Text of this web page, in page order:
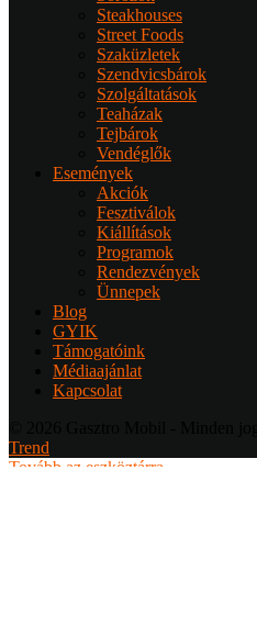
Steakhouses
Street Foods
Szaküzletek
Szendvicsbárok
Szolgáltatások
Teaházak
Tejbárok
Vendéglők
Események
Akciók
Fesztiválok
Kiállítások
Programok
Rendezvények
Ünnepek
Blog
GYIK
Támogatóink
Médiaajánlat
Kapcsolat
Trend
Tovább az eszköztárra